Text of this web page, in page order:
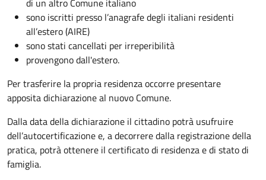
di un altro Comune italiano
sono iscritti presso l’anagrafe degli italiani residenti
all’estero (AIRE)
sono stati cancellati per irreperibilità
provengono dall'estero.
Per trasferire la propria residenza occorre presentare
appositadichiarazione al nuovo Comune.
Dalla data della dichiarazione il cittadino potrà usufruire
dell’autocertificazione e, a decorrere dalla registrazione della
pratica, potrà ottenere il certificato di residenza e di stato di
famiglia.